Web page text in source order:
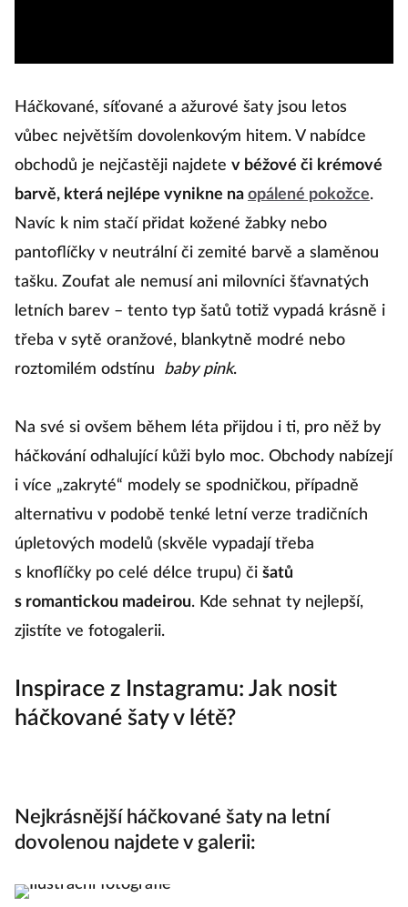
Háčkované, síťované a ažurové šaty jsou letos
vůbec největším dovolenkovým hitem. V nabídce
obchodů je nejčastěji najdete v béžové či krémové
barvě, která nejlépe vynikne na opálené pokožce.
Navíc k nim stačí přidat kožené žabky nebo
pantoflíčky v neutrální či zemité barvě a slaměnou
tašku. Zoufat ale nemusí ani milovníci šťavnatých
letních barev – tento typ šatů totiž vypadá krásně i
třeba v sytě oranžové, blankytně modré nebo
roztomilém odstínu
baby pink.
Na své si ovšem během léta přijdou i ti, pro něž by
háčkování odhalující kůži bylo moc. Obchody nabízejí
i více „zakryté“ modely se spodničkou, případně
alternativu v podobě tenké letní verze tradičních
úpletových modelů (skvěle vypadají třeba
s knoflíčky po celé délce trupu) či šatů
s romantickou madeirou. Kde sehnat ty nejlepší,
zjistíte ve fotogalerii.
Inspirace z Instagramu: Jak nosit
háčkované šaty v létě?
Nejkrásnější háčkované šaty na letní
dovolenou najdete v galerii: